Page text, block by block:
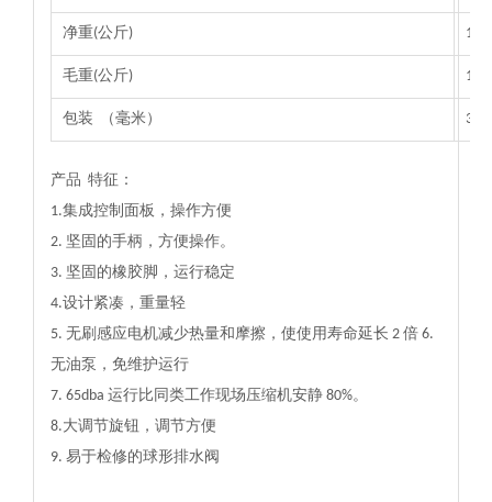
净重(公斤)
毛重(公斤)
包装 （毫米）
产品 特征：
1.集成控制面板，操作方便
2. 坚固的手柄，方便操作。
3. 坚固的橡胶脚，运行稳定
4.设计紧凑，重量轻
5. 无刷感应电机减少热量和摩擦，使使用寿命延长 2 倍 6.
无油泵，免维护运行
7. 65dba 运行比同类工作现场压缩机安静 80%。
8.大调节旋钮，调节方便
9. 易于检修的球形排水阀